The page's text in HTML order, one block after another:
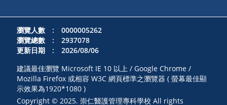
瀏覽人數 : 0000005262
瀏覽總數 : 2937078
更新日期 : 2026/08/06
建議最佳瀏覽 Microsoft IE 10 以上 / Google Chrome /
Mozilla Firefox 或相容 W3C 網頁標準之瀏覽器 ( 螢幕最佳顯
示效果為1920*1080 )
Copyright © 2025. 崇仁醫護管理專科學校 All rights